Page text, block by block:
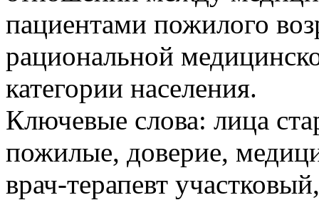
пациентами пожилого
рациональной
категории населения.
Ключевые слова: лица
пожилые, доверие,
врач-терапевт